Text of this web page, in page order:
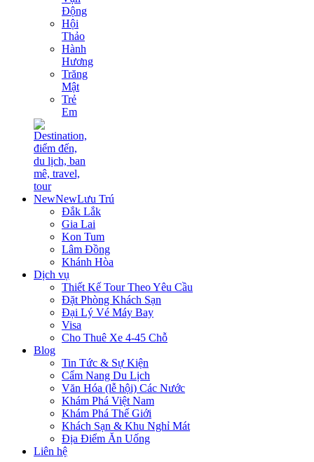
Động
Hội
Thảo
Hành
Hương
Trăng
Mật
Trẻ
Em
NewNewLưu Trú
Đắk Lắk
Gia Lai
Kon Tum
Lâm Đồng
Khánh Hòa
Dịch vụ
Thiết Kế Tour Theo Yêu Cầu
Đặt Phòng Khách Sạn
Đại Lý Vé Máy Bay
Visa
Cho Thuê Xe 4-45 Chỗ
Blog
Tin Tức & Sự Kiện
Cẩm Nang Du Lịch
Văn Hóa (lễ hội) Các Nước
Khám Phá Việt Nam
Khám Phá Thế Giới
Khách Sạn & Khu Nghỉ Mát
Địa Điểm Ăn Uống
Liên hệ